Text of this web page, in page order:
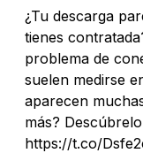
¿Tu descarga
tienes
problema de
suelen medirse
aparecen
más?
https://t.co/